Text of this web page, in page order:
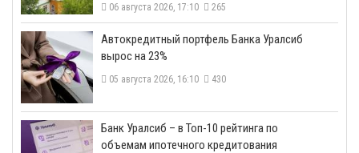
06 августа 2026, 17:10 265
​Автокредитный портфель Банка Уралсиб
вырос на 23%
05 августа 2026, 16:10 430
​Банк Уралсиб – в Топ-10 рейтинга по
объемам ипотечного кредитования